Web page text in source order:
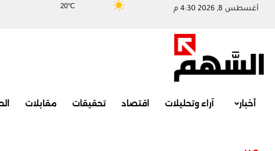
20°C أغسطس 8, 2026 4:30 م
أخبار آراء وتحليلات اقتصاد تحقيقات مقابلات